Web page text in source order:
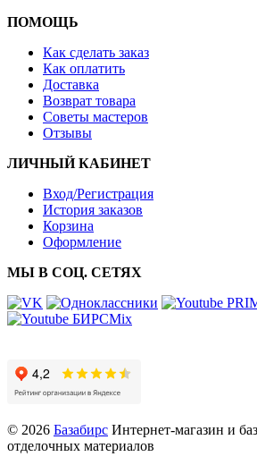
ПОМОЩЬ
Как сделать заказ
Как оплатить
Доставка
Возврат товара
Советы мастеров
Отзывы
ЛИЧНЫЙ КАБИНЕТ
Вход/Регистрация
История заказов
Корзина
Оформление
МЫ В СОЦ. СЕТЯХ
© 2026 Базабирс Интернет-магазин и
отделочных материалов